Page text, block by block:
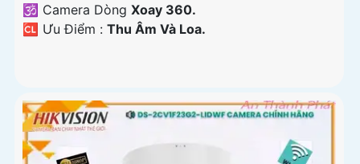
🕉️ Camera Dòng Xoay 360.
️🆑 Ưu Điểm : Thu Âm Và Loa.